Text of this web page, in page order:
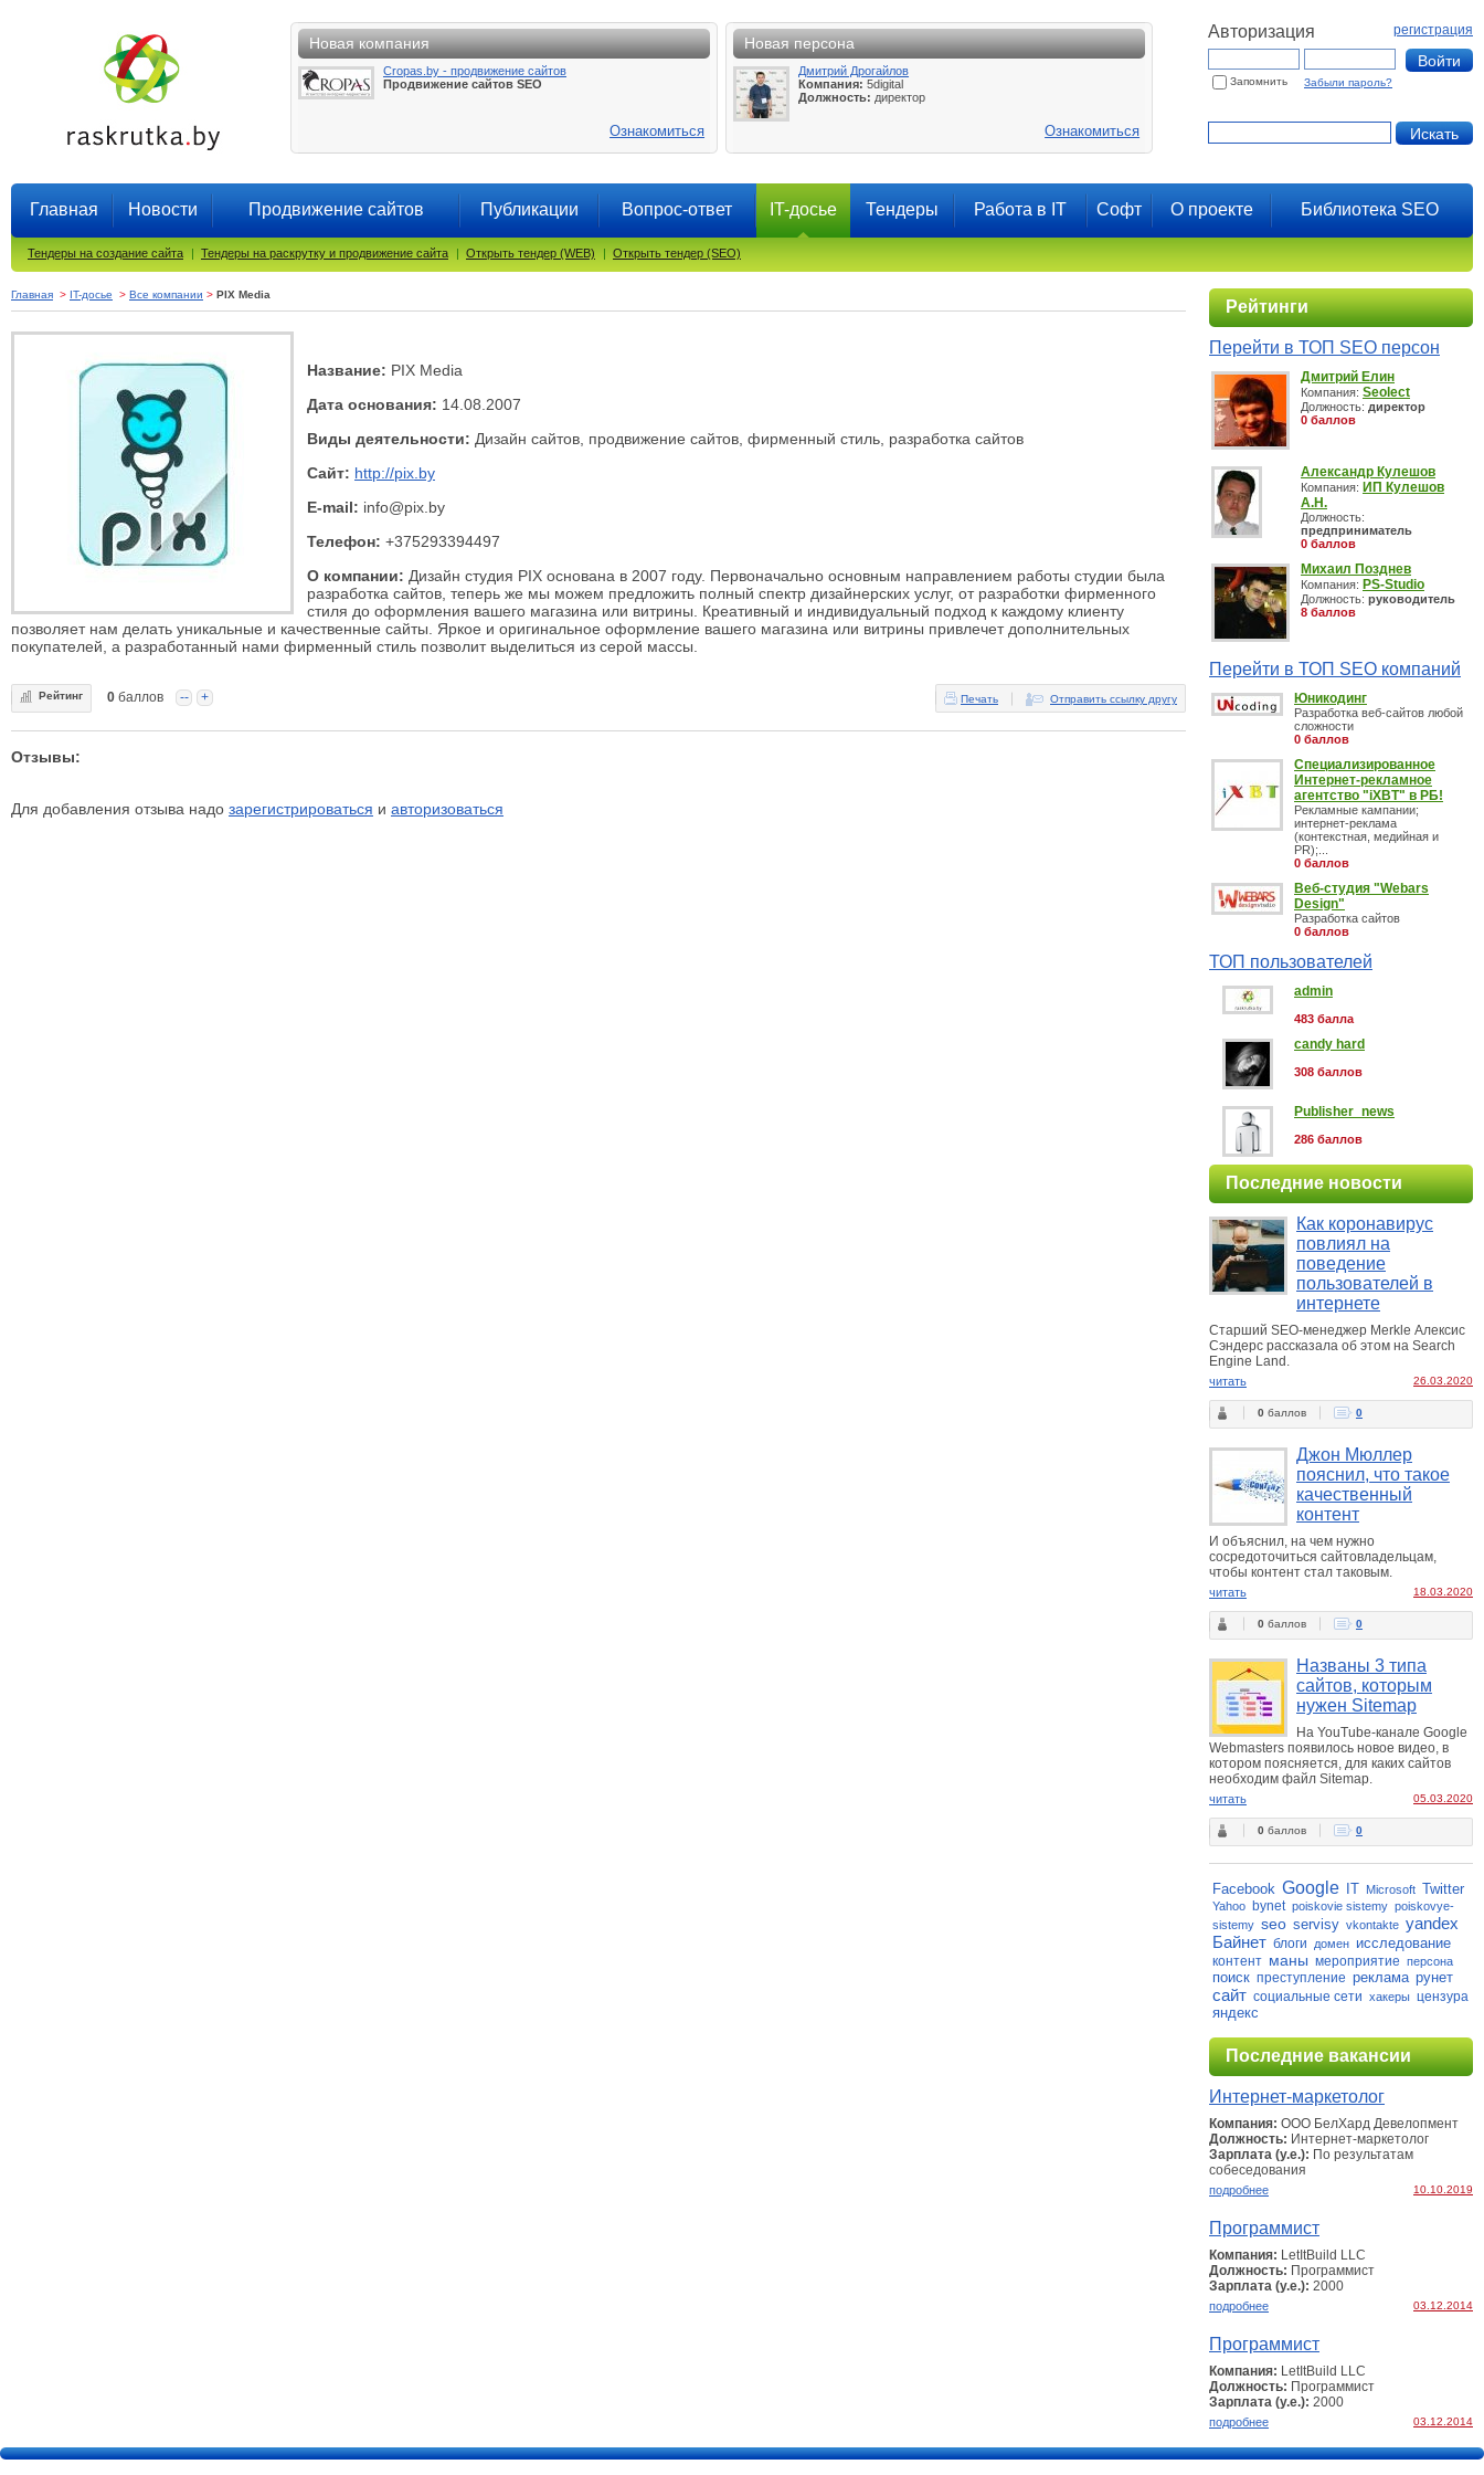
Новая компания
Cropas.by - продвижение сайтов
Продвижение сайтов SEO
Ознакомиться
Новая персона
Дмитрий Дрогайлов
Компания: 5digital
Должность: директор
Ознакомиться
Авторизация регистрация
Запомнить Забыли пароль?
Главная Новости Продвижение сайтов Публикации Вопрос-ответ IT-досье Тендеры Работа в IT Софт О проекте Библиотека SEO
Тендеры на создание сайта | Тендеры на раскрутку и продвижение сайта | Открыть тендер (WEB) | Открыть тендер (SEO)
Главная > IT-досье > Все компании > PIX Media
Название: PIX Media
Дата основания: 14.08.2007
Виды деятельности: Дизайн сайтов, продвижение сайтов, фирменный стиль, разработка сайтов
Сайт: http://pix.by
E-mail: info@pix.by
Телефон: +375293394497
О компании: Дизайн студия PIX основана в 2007 году. Первоначально основным направлением работы студии была
разработка сайтов, теперь же мы можем предложить полный спектр дизайнерских услуг, от разработки фирменного
стиля до оформления вашего магазина или витрины. Креативный и индивидуальный подход к каждому клиенту
позволяет нам делать уникальные и качественные сайты. Яркое и оригинальное оформление вашего магазина или витрины привлечет дополнительных
покупателей, а разработанный нами фирменный стиль позволит выделиться из серой массы.
Рейтинг 0 баллов -- + Печать Отправить ссылку другу
Отзывы:
Для добавления отзыва надо зарегистрироваться и авторизоваться
Рейтинги
Перейти в ТОП SEO персон
Дмитрий Елин
Компания: Seolect
Должность: директор
0 баллов
Александр Кулешов
Компания: ИП Кулешов
А.Н.
Должность:
предприниматель
0 баллов
Михаил Позднев
Компания: PS-Studio
Должность: руководитель
8 баллов
Перейти в ТОП SEO компаний
Юникодинг
Разработка веб-сайтов любой
сложности
0 баллов
Специализированное
Интернет-рекламное
агентство "iXBT" в РБ!
Рекламные кампании;
интернет-реклама
(контекстная, медийная и
PR);...
0 баллов
Веб-студия "Webars
Design"
Разработка сайтов
0 баллов
ТОП пользователей
admin
483 балла
candy hard
308 баллов
Publisher_news
286 баллов
Последние новости
Как коронавирус
повлиял на
поведение
пользователей в
интернете
Старший SEO-менеджер Merkle Алексис
Сэндерс рассказала об этом на Search
Engine Land.
читать 26.03.2020
0 баллов 0
Джон Мюллер
пояснил, что такое
качественный
контент
И объяснил, на чем нужно
сосредоточиться сайтовладельцам,
чтобы контент стал таковым.
читать 18.03.2020
0 баллов 0
Названы 3 типа
сайтов, которым
нужен Sitemap
На YouTube-канале Google
Webmasters появилось новое видео, в
котором поясняется, для каких сайтов
необходим файл Sitemap.
читать 05.03.2020
0 баллов 0
Facebook Google IT Microsoft Twitter
Yahoo bynet poiskovie sistemy poiskovye-
sistemy seo servisy vkontakte yandex
Байнет блоги домен исследование
контент маны мероприятие персона
поиск преступление реклама рунет
сайт социальные сети хакеры цензура
яндекс
Последние вакансии
Интернет-маркетолог
Компания: ООО БелХард Девелопмент
Должность: Интернет-маркетолог
Зарплата (у.е.): По результатам
собеcедования
подробнее 10.10.2019
Программист
Компания: LetItBuild LLC
Должность: Программист
Зарплата (у.е.): 2000
подробнее 03.12.2014
Программист
Компания: LetItBuild LLC
Должность: Программист
Зарплата (у.е.): 2000
подробнее 03.12.2014